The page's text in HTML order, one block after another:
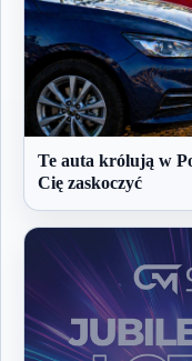
Te auta królują w
Cię zaskoczyć